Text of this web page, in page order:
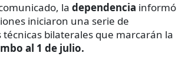
la dependencia informó
iniciaron una serie de
técnicas bilaterales que marcarán la
al 1 de julio.